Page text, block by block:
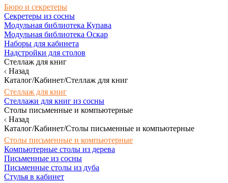
Бюро и секретеры
Секретеры из сосны
Модульная библиотека Купава
Модульная библиотека Оскар
Наборы для кабинета
Надстройки для столов
Стеллаж для книг
Назад
Каталог/Кабинет/Стеллаж для книг
Стеллаж для книг
Стеллажи для книг из сосны
Столы письменные и компьютерные
Назад
Каталог/Кабинет/Столы письменные и компьютерные
Столы письменные и компьютерные
Компьютерные столы из дерева
Письменные из сосны
Письменные столы из дуба
Стулья в кабинет